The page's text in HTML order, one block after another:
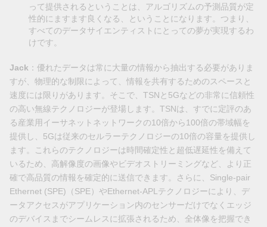
って提供されるということは、アルゴリズムの予測品質が定
性的にますます良くなる、ということになります。つまり、
すべてのデータサイエンティストにとっての夢が実現するわ
けです。
Jack ：優れたデータは常に大量の情報から抽出する必要がありま
すが、物理的な制限によって、情報を共有するためのスペースと
速度には限りがあります。そこで、TSNと5Gなどの非常に信頼性
の高い無線テクノロジーが登場します。TSNは、すでに定評のあ
る産業用イーサネットネットワークの10倍から100倍の帯域幅を
提供し、5Gは従来のセルラーテクノロジーの10倍の容量を提供し
ます。これらのテクノロジーは時間確定性と超低遅延性を備えて
いるため、高解像度の画像やビデオストリーミングなど、より正
確で高品質の情報を確定的に送信できます。さらに、Single-pair
Ethernet (SPE)（SPE）やEthernet-APLテクノロジーにより、デ
ータアクセスがアプリケーション内のセンサーだけでなくエッジ
のデバイスまでシームレスに拡張されるため、全体像を把握でき